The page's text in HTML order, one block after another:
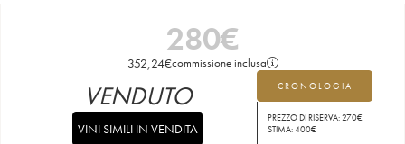
280€
352,24€commissione inclusa
CRONOLOGIA
PREZZO DI RISERVA:270€
STIMA:400€
VENDUTO
VINI SIMILI IN VENDITA